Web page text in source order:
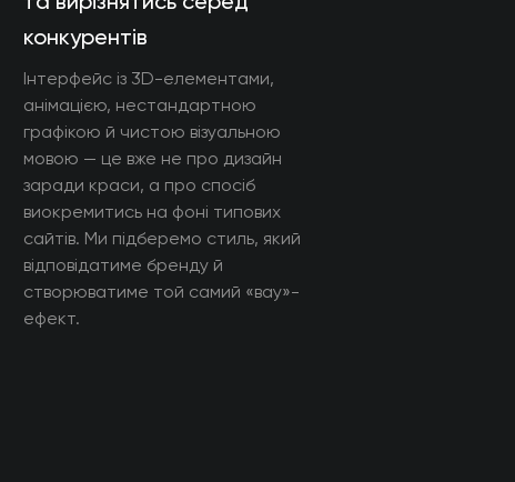
конкурентів
Інтерфейс із 3D-елементами,
анімацією, нестандартною
графікою й чистою візуальною
мовою — це вже не про дизайн
заради краси, а про спосіб
виокремитись на фоні типових
сайтів. Ми підберемо стиль, який
відповідатиме бренду й
створюватиме той самий «вау»-
ефект.